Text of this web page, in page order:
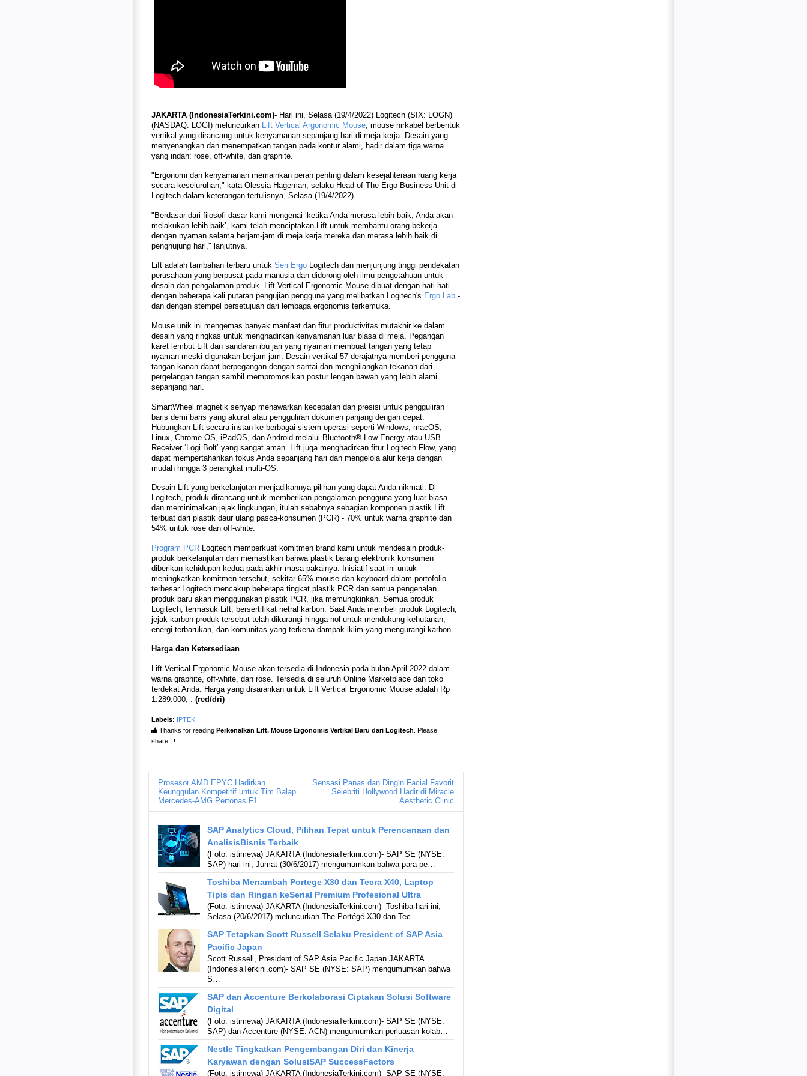
JAKARTA (IndonesiaTerkini.com)- Hari ini, Selasa (19/4/2022) Logitech (SIX: LOGN)
(NASDAQ: LOGI) meluncurkan Lift Vertical Argonomic Mouse , mouse nirkabel berbentuk
vertikal yang dirancang untuk kenyamanan sepanjang hari di meja kerja. Desain yang
menyenangkan dan menempatkan tangan pada kontur alami, hadir dalam tiga warna
yang indah: rose, off-white, dan graphite.
"Ergonomi dan kenyamanan memainkan peran penting dalam kesejahteraan ruang kerja
secara keseluruhan," kata Olessia Hageman, selaku Head of The Ergo Business Unit di
Logitech dalam keterangan tertulisnya, Selasa (19/4/2022).
"Berdasar dari filosofi dasar kami mengenai ‘ketika Anda merasa lebih baik, Anda akan
melakukan lebih baik’, kami telah menciptakan Lift untuk membantu orang bekerja
dengan nyaman selama berjam-jam di meja kerja mereka dan merasa lebih baik di
penghujung hari," lanjutnya.
Lift adalah tambahan terbaru untuk Seri Ergo Logitech dan menjunjung tinggi pendekatan
perusahaan yang berpusat pada manusia dan didorong oleh ilmu pengetahuan untuk
desain dan pengalaman produk. Lift Vertical Ergonomic Mouse dibuat dengan hati-hati
dengan beberapa kali putaran pengujian pengguna yang melibatkan Logitech's Ergo Lab -
dan dengan stempel persetujuan dari lembaga ergonomis terkemuka.
Mouse unik ini mengemas banyak manfaat dan fitur produktivitas mutakhir ke dalam
desain yang ringkas untuk menghadirkan kenyamanan luar biasa di meja. Pegangan
karet lembut Lift dan sandaran ibu jari yang nyaman membuat tangan yang tetap
nyaman meski digunakan berjam-jam. Desain vertikal 57 derajatnya memberi pengguna
tangan kanan dapat berpegangan dengan santai dan menghilangkan tekanan dari
pergelangan tangan sambil mempromosikan postur lengan bawah yang lebih alami
sepanjang hari.
SmartWheel magnetik senyap menawarkan kecepatan dan presisi untuk pengguliran
baris demi baris yang akurat atau pengguliran dokumen panjang dengan cepat.
Hubungkan Lift secara instan ke berbagai sistem operasi seperti Windows, macOS,
Linux, Chrome OS, iPadOS, dan Android melalui Bluetooth® Low Energy atau USB
Receiver ‘Logi Bolt’ yang sangat aman. Lift juga menghadirkan fitur Logitech Flow, yang
dapat mempertahankan fokus Anda sepanjang hari dan mengelola alur kerja dengan
mudah hingga 3 perangkat multi-OS.
Desain Lift yang berkelanjutan menjadikannya pilihan yang dapat Anda nikmati. Di
Logitech, produk dirancang untuk memberikan pengalaman pengguna yang luar biasa
dan meminimalkan jejak lingkungan, itulah sebabnya sebagian komponen plastik Lift
terbuat dari plastik daur ulang pasca-konsumen (PCR) - 70% untuk warna graphite dan
54% untuk rose dan off-white.
Program PCR Logitech memperkuat komitmen brand kami untuk mendesain produk-
produk berkelanjutan dan memastikan bahwa plastik barang elektronik konsumen
diberikan kehidupan kedua pada akhir masa pakainya. Inisiatif saat ini untuk
meningkatkan komitmen tersebut, sekitar 65% mouse dan keyboard dalam portofolio
terbesar Logitech mencakup beberapa tingkat plastik PCR dan semua pengenalan
produk baru akan menggunakan plastik PCR, jika memungkinkan. Semua produk
Logitech, termasuk Lift, bersertifikat netral karbon. Saat Anda membeli produk Logitech,
jejak karbon produk tersebut telah dikurangi hingga nol untuk mendukung kehutanan,
energi terbarukan, dan komunitas yang terkena dampak iklim yang mengurangi karbon.
Harga dan Ketersediaan
Lift Vertical Ergonomic Mouse akan tersedia di Indonesia pada bulan April 2022 dalam
warna graphite, off-white, dan rose. Tersedia di seluruh Online Marketplace dan toko
terdekat Anda. Harga yang disarankan untuk Lift Vertical Ergonomic Mouse adalah Rp
1.289.000,-. (red/dri)
Labels: IPTEK
Thanks for reading Perkenalkan Lift, Mouse Ergonomis Vertikal Baru dari Logitech . Please
share...!
Prosesor AMD EPYC Hadirkan
Keunggulan Kompetitif untuk Tim Balap
Mercedes-AMG Pertonas F1
Sensasi Panas dan Dingin Facial Favorit
Selebriti Hollywood Hadir di Miracle
Aesthetic Clinic
SAP Analytics Cloud, Pilihan Tepat untuk Perencanaan dan
AnalisisBisnis Terbaik
(Foto: istimewa) JAKARTA (IndonesiaTerkini.com)- SAP SE (NYSE:
SAP) hari ini, Jumat (30/6/2017) mengumumkan bahwa para pe…
Toshiba Menambah Portege X30 dan Tecra X40, Laptop
Tipis dan Ringan keSerial Premium Profesional Ultra
(Foto: istimewa) JAKARTA (IndonesiaTerkini.com)- Toshiba hari ini,
Selasa (20/6/2017) meluncurkan The Portégé X30 dan Tec…
SAP Tetapkan Scott Russell Selaku President of SAP Asia
Pacific Japan
Scott Russell, President of SAP Asia Pacific Japan JAKARTA
(IndonesiaTerkini.com)- SAP SE (NYSE: SAP) mengumumkan bahwa
S…
SAP dan Accenture Berkolaborasi Ciptakan Solusi Software
Digital
(Foto: istimewa) JAKARTA (IndonesiaTerkini.com)- SAP SE (NYSE:
SAP) dan Accenture (NYSE: ACN) mengumumkan perluasan kolab…
Nestle Tingkatkan Pengembangan Diri dan Kinerja
Karyawan dengan SolusiSAP SuccessFactors
(Foto: istimewa) JAKARTA (IndonesiaTerkini.com)- SAP SE (NYSE: